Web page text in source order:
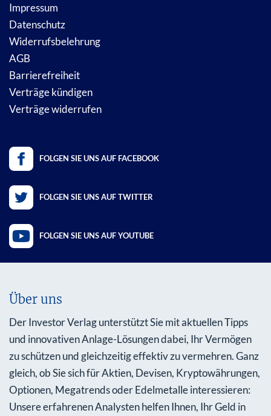
Impressum
Datenschutz
Widerrufsbelehrung
AGB
Barrierefreiheit
Verträge kündigen
Verträge widerrufen
FOLGEN SIE UNS AUF FACEBOOK
FOLGEN SIE UNS AUF TWITTER
FOLGEN SIE UNS AUF YOUTUBE
Über uns
Der Investor Verlag unterstützt Sie mit aktuellen Tipps
und innovativen Anlage-Lösungen dabei, Ihr Vermögen
zu schützen und gleichzeitig effektiv zu vermehren. Ganz
gleich, ob Sie sich für Aktien, Devisen, Kryptowährungen,
Optionen, Megatrends oder Edelmetalle interessieren:
Unsere erfahrenen Analysten helfen Ihnen, Ihr Geld in